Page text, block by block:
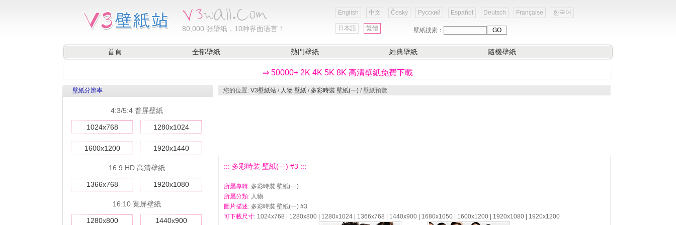
80,000 张壁纸，10种界面语言！
English 中文 Český Русский Español Deutsch Française 한국어
日本語 繁體 壁紙搜索：
首頁 全部壁紙 熱門壁紙 經典壁紙 隨機壁紙
⇒ 50000+ 2K 4K 5K 8K 高清壁紙免費下載
壁紙分辨率
4:3/5:4 普屏壁紙
1024x768 1280x1024
1600x1200 1920x1440
16:9 HD 高清壁紙
1366x768 1920x1080
16:10 寬屏壁紙
1280x800 1440x900
您的位置: V3壁紙站 / 人物 壁紙 / 多彩時裝 壁紙(一) / 壁紙預覽
::: 多彩時裝 壁紙(一) #3 :::
所屬專輯: 多彩時裝 壁紙(一)
所屬分類: 人物
圖片描述: 多彩時裝 壁紙(一) #3
可下載尺寸: 1024x768 | 1280x800 | 1280x1024 | 1366x768 | 1440x900 | 1680x1050 | 1600x1200 | 1920x1080 | 1920x1200